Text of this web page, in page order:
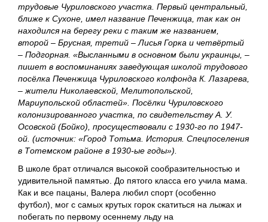
трудовые Чуриловского участка. Первый центральный,
ближе к Сухоне, имел название Печенжица, так как он
находился на берегу реки с таким же названием,
второй – Брусная, третий – Лисья Горка и четвёртый
– Подгорная. «Высланными в основном были украинцы, –
пишет в воспоминаниях заведующая школой трудового
посёлка Печенжица Чуриловского колфонда К. Лазарева,
– жители Николаевской, Мелитопольской,
Мариупольской областей». Посёлки Чуриловского
колонизированного участка, по свидетельству А. У.
Осовской (Бойко), просуществовали с 1930-го по 1947-
ой. (источник: «Город Тотьма. История. Спецпоселения
в Тотемском районе в 1930-ые годы»).
В школе брат отличался высокой сообразительностью и
удивительной памятью. До пятого класса его учила мама.
Как и все пацаны, Валера любил спорт (особенно
футбол), мог с самых крутых горок скатиться на лыжах и
побегать по первому осеннему льду на